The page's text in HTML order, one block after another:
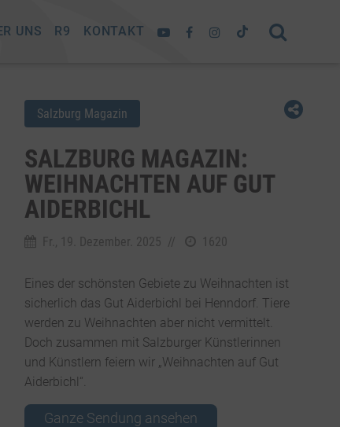
UNS R9 KONTAKT
Salzburg Magazin
SALZBURG MAGAZIN:
WEIHNACHTEN AUF GUT
AIDERBICHL
Fr., 19. Dezember. 2025 // 1620
Eines der schönsten Gebiete zu Weihnachten ist
sicherlich das Gut Aiderbichl bei Henndorf. Tiere
werden zu Weihnachten aber nicht vermittelt.
Doch zusammen mit Salzburger Künstlerinnen
und Künstlern feiern wir „Weihnachten auf Gut
Aiderbichl“.
Ganze Sendung ansehen